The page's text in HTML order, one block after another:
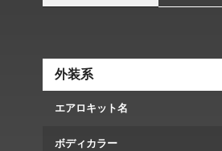
外装系
エアロキット名
ボディカラー